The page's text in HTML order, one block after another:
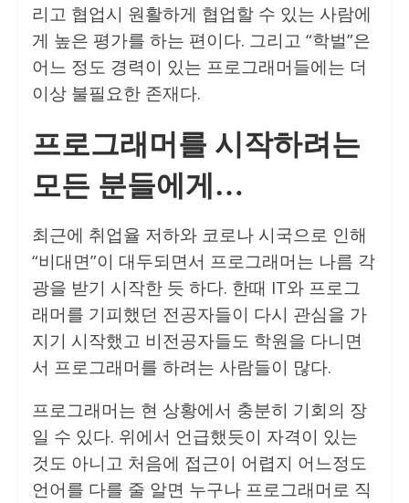
리고 협업시 원활하게 협업할 수 있는 사람에
게 높은 평가를 하는 편이다. 그리고 “학벌”은
어느 정도 경력이 있는 프로그래머들에는 더
이상 불필요한 존재다.
프로그래머를 시작하려는
모든 분들에게…
최근에 취업율 저하와 코로나 시국으로 인해
“비대면”이 대두되면서 프로그래머는 나름 각
광을 받기 시작한 듯 하다. 한때 IT와 프로그
래머를 기피했던 전공자들이 다시 관심을 가
지기 시작했고 비전공자들도 학원을 다니면
서 프로그래머를 하려는 사람들이 많다.
프로그래머는 현 상황에서 충분히 기회의 장
일 수 있다. 위에서 언급했듯이 자격이 있는
것도 아니고 처음에 접근이 어렵지 어느정도
언어를 다를 줄 알면 누구나 프로그래머로 직